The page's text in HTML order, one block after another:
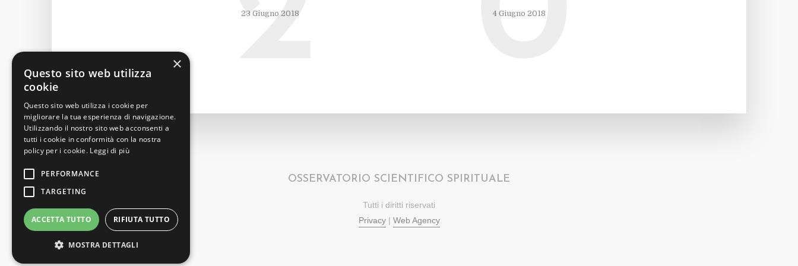
23 Giugno 2018 4 Giugno 2018
OSSERVATORIO SCIENTIFICO SPIRITUALE
Tutti i diritti riservati
Privacy| Web Agency
×
Questo sito web utilizza
cookie
Questo sito web utilizza i cookie per
migliorare la tua esperienza di navigazione.
Utilizzando il nostro sito web acconsenti a
tutti i cookie in conformità con la nostra
policy per i cookie. Leggi di più
PERFORMANCE
TARGETING
ACCETTA TUTTO RIFIUTA TUTTO
MOSTRA DETTAGLI